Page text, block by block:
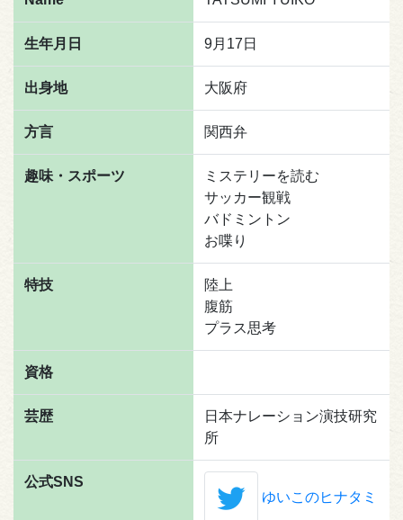
生年月日 9月17日
出身地 大阪府
方言 関西弁
趣味・スポーツ
ミステリーを読む
サッカー観戦
バドミントン
お喋り
特技
陸上
腹筋
プラス思考
資格
芸歴
日本ナレーション演技研究
所
公式SNS
ゆいこのヒナタミ